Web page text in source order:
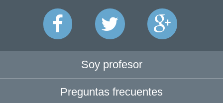
Soy profesor
Preguntas frecuentes